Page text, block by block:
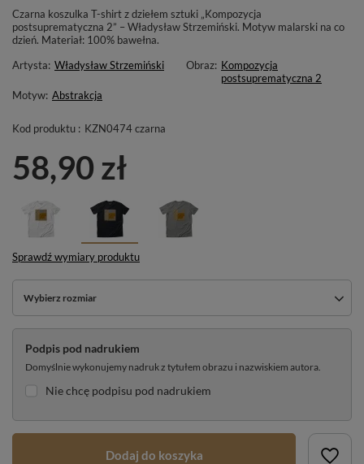
Czarna koszulka T-shirt z dziełem sztuki „Kompozycja
postsuprematyczna 2” – Władysław Strzemiński. Motyw malarski na co
dzień. Materiał: 100% bawełna.
Artysta: Władysław Strzemiński Obraz: Kompozycja
postsuprematyczna 2
Motyw: Abstrakcja
Kod produktu : KZN0474 czarna
58,90 zł
Sprawdź wymiary produktu
Wybierz rozmiar
Podpis pod nadrukiem
Domyślnie wykonujemy nadruk z tytułem obrazu i nazwiskiem autora.
Nie chcę podpisu pod nadrukiem
Dodaj do koszyka